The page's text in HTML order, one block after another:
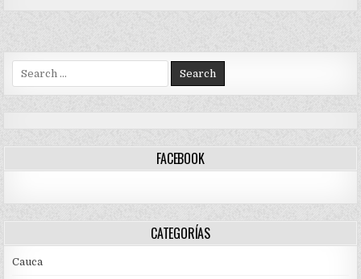
Search
for:
FACEBOOK
CATEGORÍAS
Cauca